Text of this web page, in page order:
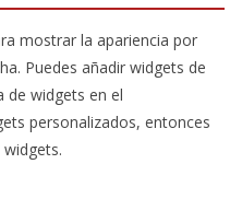
mostrar la apariencia por
Puedes añadir widgets de
de widgets en el
personalizados, entonces